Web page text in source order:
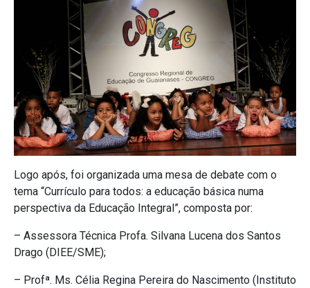
Logo após, foi organizada uma mesa de debate com o
tema “Currículo para todos: a educação básica numa
perspectiva da Educação Integral”, composta por:
– Assessora Técnica Profa. Silvana Lucena dos Santos
Drago (DIEE/SME);
– Profª. Ms. Célia Regina Pereira do Nascimento (Instituto